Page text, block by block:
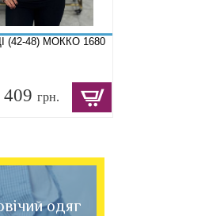
(42-48) МОККО 1680
409 грн.
одяг